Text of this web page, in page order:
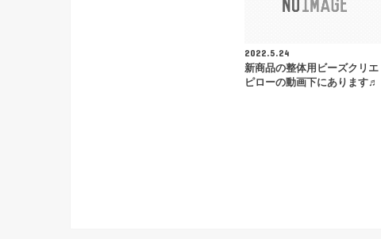
2022.5.24
新商品の整体用ビーズクリエ
ピローの動画下にあります♬